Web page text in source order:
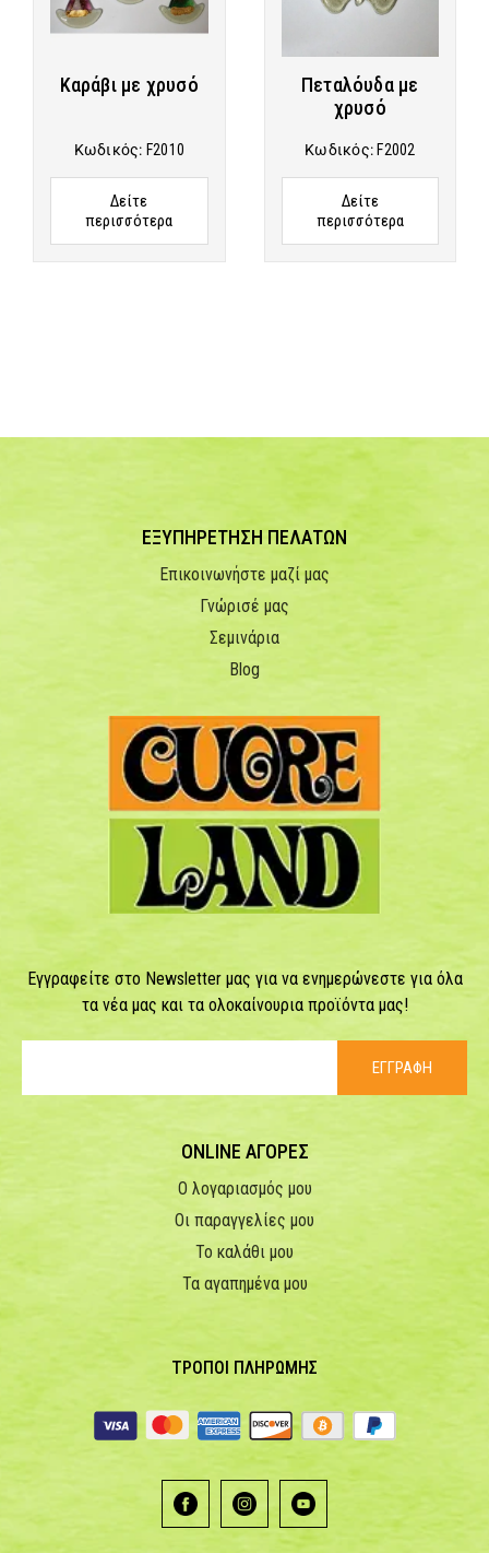
Καράβι με χρυσό
Κωδικός: F2010
Δείτε
περισσότερα
Πεταλόυδα με
χρυσό
Κωδικός: F2002
Δείτε
περισσότερα
ΕΞΥΠΗΡΕΤΗΣΗ ΠΕΛΑΤΩΝ
Επικοινωνήστε μαζί μας
Γνώρισέ μας
Σεμινάρια
Blog
Εγγραφείτε στο Newsletter μας για να ενημερώνεστε για όλα
τα νέα μας και τα ολοκαίνουρια προϊόντα μας!
ΕΓΓΡΑΦΗ
ONLINE ΑΓΟΡΕΣ
Ο λογαριασμός μου
Οι παραγγελίες μου
Το καλάθι μου
Τα αγαπημένα μου
ΤΡΟΠΟΙ ΠΛΗΡΩΜΗΣ